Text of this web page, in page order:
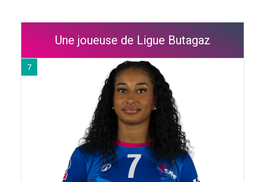
Une joueuse de Ligue Butagaz
7